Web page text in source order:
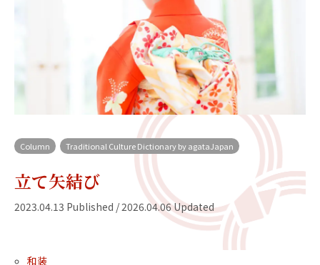
Column Traditional Culture Dictionary by agataJapan
立て矢結び
2023.04.13 Published / 2026.04.06 Updated
和装